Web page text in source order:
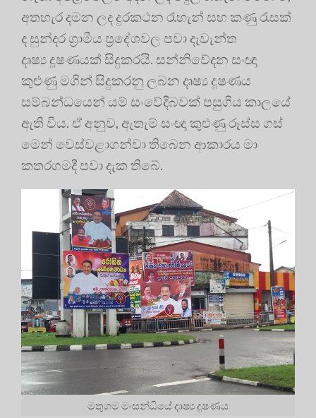
අතහැර දමන ලද දුරකථන රැහැන් සහ කණු රැසක්
ද සුන්දර ග්‍රාමීය ප්‍රදේශවල පවා දැවැන්ත
දෘෂ්‍ය දූෂණයක් සිදුකරයි. සන්නිවේදන සංඥා
කුළුණු මගින් සිදුකරනු ලබන දෘෂ්‍ය දූෂණය
සම්බන්ධයෙන් යම් සංවේදීබවක් පසුගිය කාලයේ
ඇති විය. ඒ අනුව, ඇතැම් සංඥා කුළුණු රූස්ස ගස්
මෙන් වෙස්වළාගන්වා තිබෙන ආකාරය මා
කතරගමදී පවා දැක තිබේ.
මතුගම මංසන්ධියේ දෘෂ්‍ය දූෂණය